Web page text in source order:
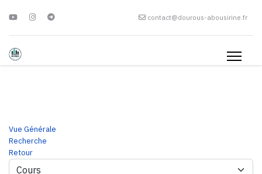
contact@dourous-abousirine.fr
Vue Générale
Recherche
Retour